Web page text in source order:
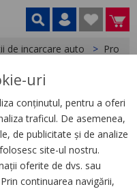
de incarcare auto
in curent
WALLBOX
22kW
uri
conținutul, pentru a oferi
traficul. De asemenea,
de publicitate și de analize
site-ul nostru.
oferite de dvs. sau
continuarea navigării,